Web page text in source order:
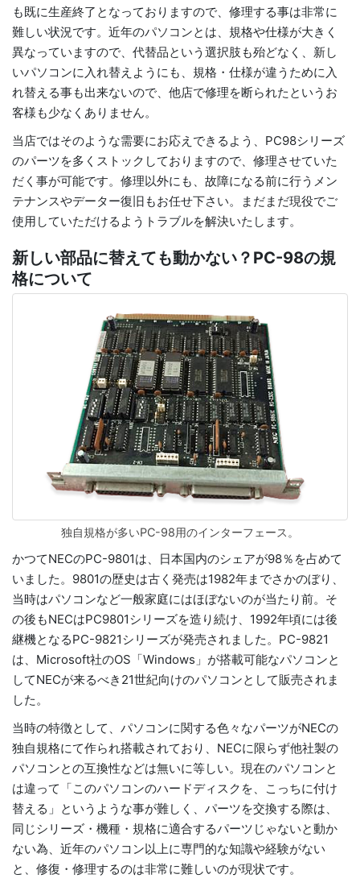
も既に生産終了となっておりますので、修理する事は非常に
難しい状況です。近年のパソコンとは、規格や仕様が大きく
異なっていますので、代替品という選択肢も殆どなく、新し
いパソコンに入れ替えようにも、規格・仕様が違うために入
れ替える事も出来ないので、他店で修理を断られたというお
客様も少なくありません。
当店ではそのような需要にお応えできるよう、PC98シリーズ
のパーツを多くストックしておりますので、修理させていた
だく事が可能です。修理以外にも、故障になる前に行うメン
テナンスやデーター復旧もお任せ下さい。まだまだ現役でご
使用していただけるようトラブルを解決いたします。
新しい部品に替えても動かない？PC-98の規
格について
独自規格が多いPC-98用のインターフェース。
かつてNECのPC-9801は、日本国内のシェアが98％を占めて
いました。9801の歴史は古く発売は1982年までさかのぼり、
当時はパソコンなど一般家庭にはほぼないのが当たり前。そ
の後もNECはPC9801シリーズを造り続け、1992年頃には後
継機となるPC-9821シリーズが発売されました。PC-9821
は、Microsoft社のOS「Windows」が搭載可能なパソコンと
してNECが来るべき21世紀向けのパソコンとして販売されま
した。
当時の特徴として、パソコンに関する色々なパーツがNECの
独自規格にて作られ搭載されており、NECに限らず他社製の
パソコンとの互換性などは無いに等しい。現在のパソコンと
は違って「このパソコンのハードディスクを、こっちに付け
替える」というような事が難しく、パーツを交換する際は、
同じシリーズ・機種・規格に適合するパーツじゃないと動か
ない為、近年のパソコン以上に専門的な知識や経験がない
と、修復・修理するのは非常に難しいのが現状です。